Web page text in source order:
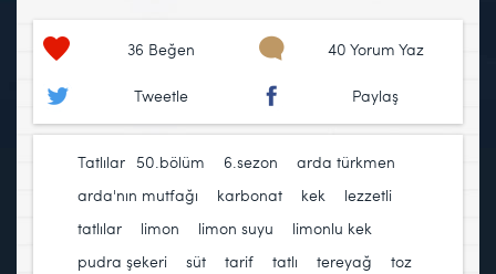
36 Beğen 40 Yorum Yaz
Tweetle Paylaş
Tatlılar 50.bölüm 6.sezon arda türkmen
arda'nın mutfağı
karbonat kek
lezzetli
tatlılar
limon limon suyu limonlu kek
pudra şekeri
süt tarif tatlı tereyağ
toz